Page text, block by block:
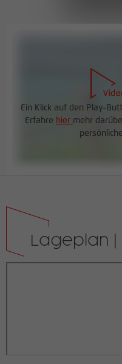
Ein Klick auf den Play-
Erfahre hier mehr
Lageplan |